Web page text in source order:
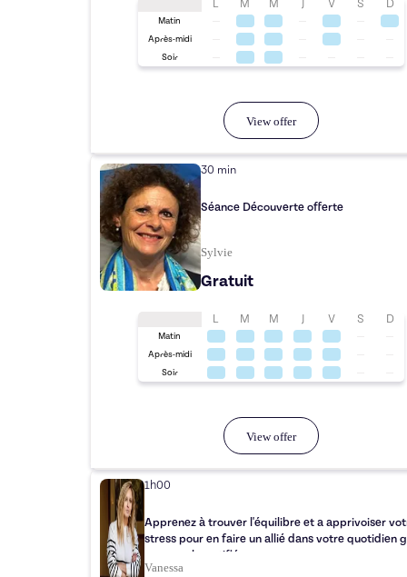
L M M V S D
Matin
Après-midi
Soir
View offer
30 min
Séance Découverte offerte
Sylvie
Gratuit
L M M J V S D
Matin
Après-midi
Soir
View offer
1h00
Apprenez à trouver l'équilibre et a apprivoiser
stress pour en faire un allié dans votre quotidien
une coach certifiée.
Vanessa